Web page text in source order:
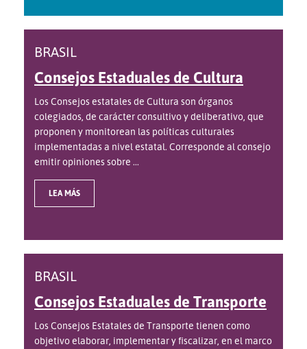
BRASIL
Consejos Estaduales de Cultura
Los Consejos estatales de Cultura son órganos
colegiados, de carácter consultivo y deliberativo, que
proponen y monitorean las políticas culturales
implementadas a nivel estatal. Corresponde al consejo
emitir opiniones sobre ...
LEA MÁS
BRASIL
Consejos Estaduales de Transporte
Los Consejos Estatales de Transporte tienen como
objetivo elaborar, implementar y fiscalizar, en el marco